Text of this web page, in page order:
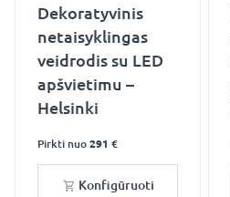
Dekoratyvinis
netaisyklingas
veidrodis su LED
apšvietimu –
Helsinki
Pirkti nuo 291 €
Konfigūruoti